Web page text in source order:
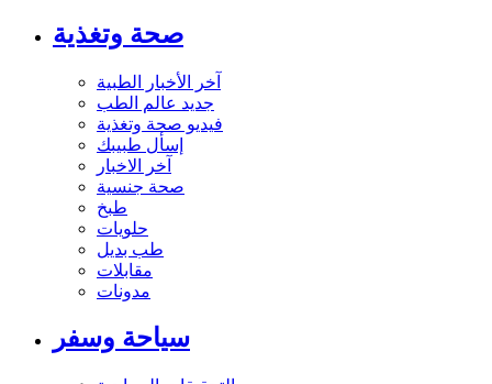
صحة وتغذية
آخر الأخبار الطبية
جديد عالم الطب
فيديو صحة وتغذية
إسأل طبيبك
آخر الاخبار
صحة جنسية
طبخ
حلويات
طب بديل
مقابلات
مدونات
سياحة وسفر